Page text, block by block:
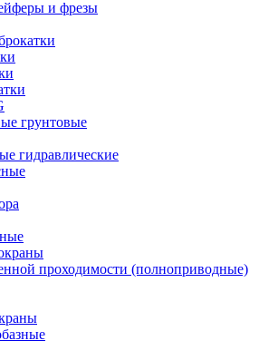
и фрезы
грунтовые
гидравлические
проходимости (полноприводные)